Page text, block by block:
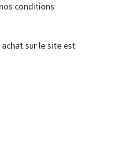
conditions
sur le site est